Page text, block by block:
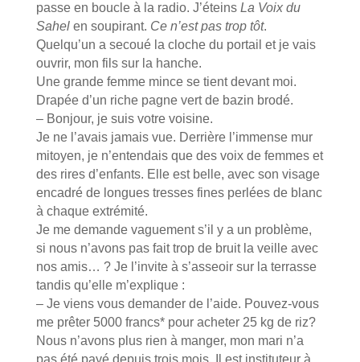
passe en boucle à la radio. J’éteins La Voix du
Sahelen soupirant. Ce n’est pas trop tôt.
Quelqu’un a secoué la cloche du portail et je vais
ouvrir, mon fils sur la hanche.
Une grande femme mince se tient devant moi.
Drapée d’un riche pagne vert de bazin brodé.
– Bonjour, je suis votre voisine.
Je ne l’avais jamais vue. Derrière l’immense mur
mitoyen, je n’entendais que des voix de femmes et
des rires d’enfants. Elle est belle, avec son visage
encadré de longues tresses fines perlées de blanc
à chaque extrémité.
Je me demande vaguement s’il y a un problème,
si nous n’avons pas fait trop de bruit la veille avec
nos amis… ? Je l’invite à s’asseoir sur la terrasse
tandis qu’elle m’explique :
– Je viens vous demander de l’aide. Pouvez-vous
me prêter 5000 francs* pour acheter 25 kg de riz?
Nous n’avons plus rien à manger, mon mari n’a
pas été payé depuis trois mois. Il est instituteur à